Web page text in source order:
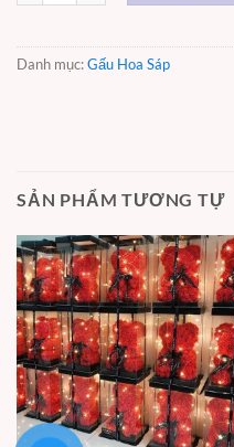
Danh mục:Gấu Hoa Sáp
SẢN PHẨM TƯƠNG TỰ